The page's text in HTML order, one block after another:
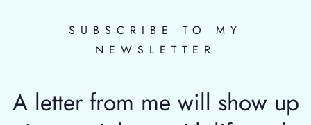
SUBSCRIBE TO MY
NEWSLETTER
A letter from me will show up